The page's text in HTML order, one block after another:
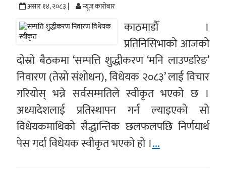
असार १४, २०८३ | न्यूज काराेबार
काठमाडौँ ।
प्रतिनिसिभाको आजको
दोस्रो बैठकमा ‘सम्पत्ति शुद्धीकरण ‘मनि लाउण्डरिङ’
निवारण (तेस्रो संशोधन), विधेयक २०८३’ लाई विचार
गरियोस् भन्ने सर्वसम्मतिले स्वीकृत भएको छ ।
अध्यादेशलाई प्रतिस्थापन गर्न ल्याइएको सो
विधेयकमाथिको सैद्धान्तिक छलफलपछि निर्णयार्थ
पेस गर्दा विधेयक स्वीकृत भएको हो ।...